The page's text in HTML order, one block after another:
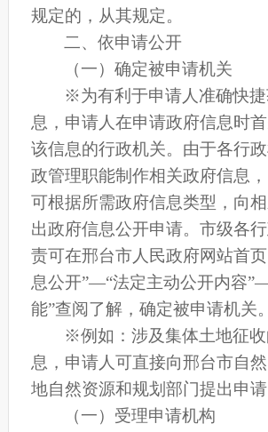
规定的，从其规定。
二、依申请公开
（一）确定被申请机关
※为有利于申请人准确快
息，申请人在申请政府信息时
该信息的行政机关。由于各行
政管理职能制作相关政府信息
可根据所需政府信息类型，向
出政府信息公开申请。市级各
责可在邢台市人民政府网站首
息公开”—“法定主动公开内容
能”查阅了解，确定被申请机关。
※例如：涉及集体土地征
息，申请人可直接向邢台市自
地自然资源和规划部门提出申请
（一）受理申请机构